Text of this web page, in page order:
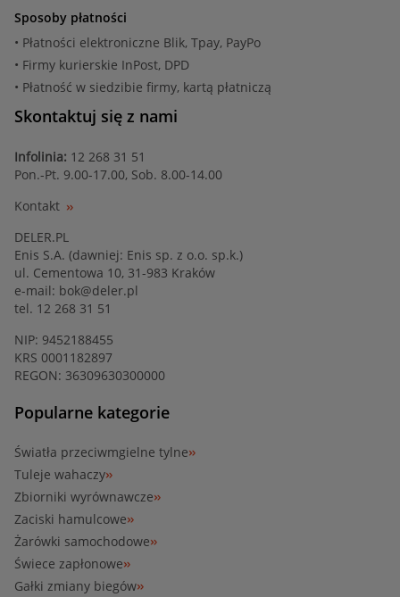
Sposoby płatności
• Płatności elektroniczne Blik, Tpay, PayPo
• Firmy kurierskie InPost, DPD
• Płatność w siedzibie firmy, kartą płatniczą
Skontaktuj się z nami
Infolinia: 12 268 31 51
Pon.-Pt. 9.00-17.00, Sob. 8.00-14.00
Kontakt
DELER.PL
Enis S.A. (dawniej: Enis sp. z o.o. sp.k.)
ul. Cementowa 10, 31-983 Kraków
e-mail: bok@deler.pl
tel. 12 268 31 51
NIP: 9452188455
KRS 0001182897
REGON: 36309630300000
Popularne kategorie
Światła przeciwmgielne tylne
Tuleje wahaczy
Zbiorniki wyrównawcze
Zaciski hamulcowe
Żarówki samochodowe
Świece zapłonowe
Gałki zmiany biegów